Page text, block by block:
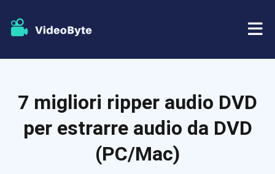
Ripper BD-DVD
Negozio
7 migliori ripper audio DVD
per estrarre audio da DVD
(PC/Mac)